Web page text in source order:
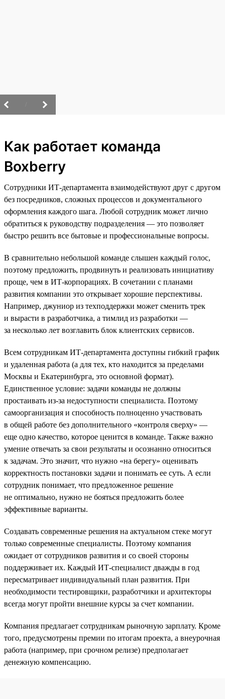
Как работает команда
Boxberry
Сотрудники ИТ-департамента взаимодействуют друг с другом
без посредников, сложных процессов и документального
оформления каждого шага. Любой сотрудник может лично
обратиться к руководству подразделения — это позволяет
быстро решить все бытовые и профессиональные вопросы.
В сравнительно небольшой команде слышен каждый голос,
поэтому предложить, продвинуть и реализовать инициативу
проще, чем в ИТ-корпорациях. В сочетании с планами
развития компании это открывает хорошие перспективы.
Например, джуниор из техподдержки может сменить трек
и вырасти в разработчика, а тимлид из разработки —
за несколько лет возглавить блок клиентских сервисов.
Всем сотрудникам ИТ-департамента доступны гибкий график
и удаленная работа (а для тех, кто находится за пределами
Москвы и Екатеринбурга, это основной формат).
Единственное условие: задачи команды не должны
простаивать из-за недоступности специалиста. Поэтому
самоорганизация и способность полноценно участвовать
в общей работе без дополнительного «контроля сверху» —
еще одно качество, которое ценится в команде. Также важно
умение отвечать за свои результаты и осознанно относиться
к задачам. Это значит, что нужно «на берегу» оценивать
корректность постановки задачи и понимать ее суть. А если
сотрудник понимает, что предложенное решение
не оптимально, нужно не бояться предложить более
эффективные варианты.
Создавать современные решения на актуальном стеке могут
только современные специалисты. Поэтому компания
ожидает от сотрудников развития и со своей стороны
поддерживает их. Каждый ИТ-специалист дважды в год
пересматривает индивидуальный план развития. При
необходимости тестировщики, разработчики и архитекторы
всегда могут пройти внешние курсы за счет компании.
Компания предлагает сотрудникам рыночную зарплату. Кроме
того, предусмотрены премии по итогам проекта, а внеурочная
работа (например, при срочном релизе) предполагает
денежную компенсацию.